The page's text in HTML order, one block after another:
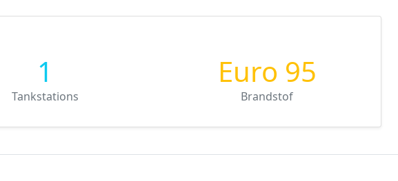
1
Tankstations
Euro 95
Brandstof